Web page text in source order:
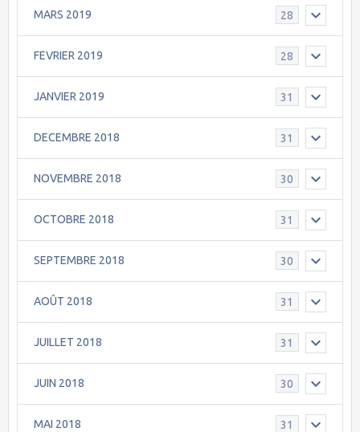
MARS 2019 28
FEVRIER 2019 28
JANVIER 2019 31
DECEMBRE 2018 31
NOVEMBRE 2018 30
OCTOBRE 2018 31
SEPTEMBRE 2018 30
AOÛT 2018 31
JUILLET 2018 31
JUIN 2018 30
MAI 2018 31